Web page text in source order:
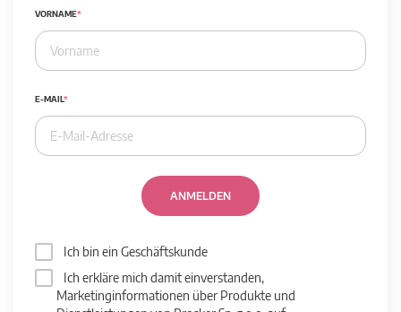
VORNAME
E-MAIL
ANMELDEN
Ich bin ein Geschäftskunde
Ich erkläre mich damit einverstanden,
Marketinginformationen über Produkte und